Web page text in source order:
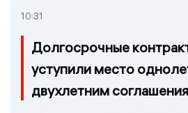
10:31
Долгосрочные
уступили место
двухлетним